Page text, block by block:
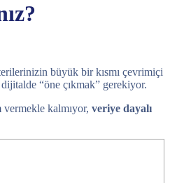
büyük bir kısmı çevrimiçi
“öne çıkmak” gerekiyor.
kalmıyor, veriye dayalı